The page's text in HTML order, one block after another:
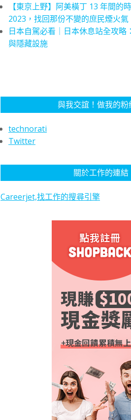
【東京上野】阿美橫丁 13 年間的
2023，找回那份不變的庶民煙火氣
日本自駕必看｜日本休息站全攻略
與隱藏設施
與我交誼！做我的粉
technorati
Twitter
關於工作的連結
Careerjet,找工作的搜尋引擎